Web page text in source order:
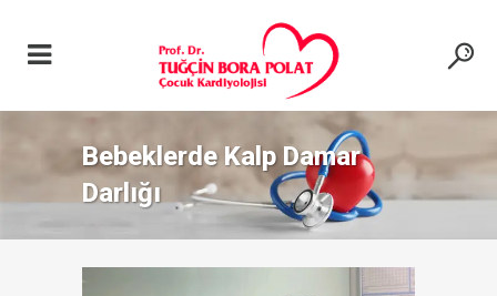
Bebeklerde Kalp Damar
Darlığı